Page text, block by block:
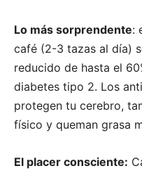
Lo más sorprendente:
café (2-3 tazas al día)
reducido de hasta el
diabetes tipo 2. Los
protegen tu cerebro,
físico y queman grasa
El placer consciente: